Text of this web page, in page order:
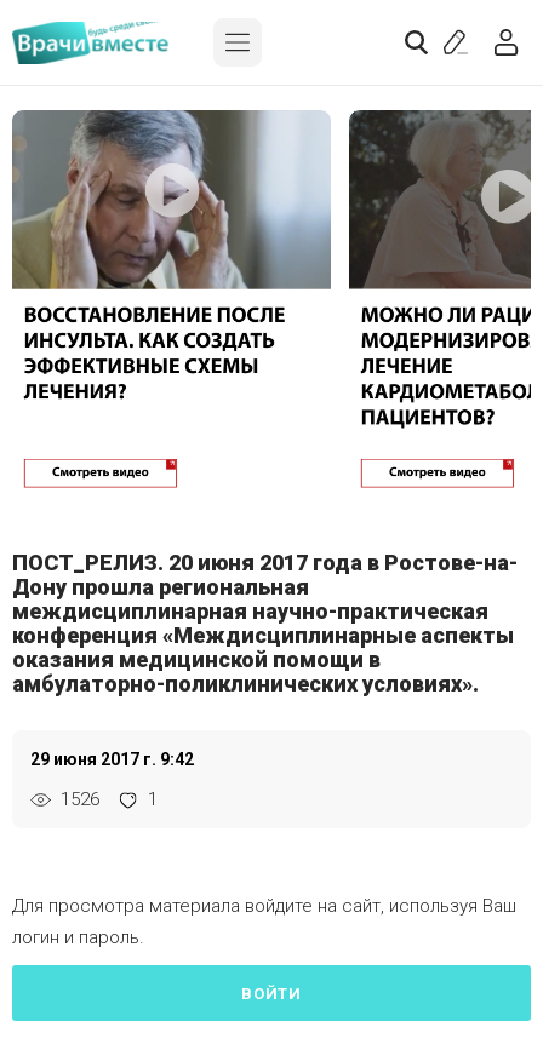
ПОСТ_РЕЛИЗ. 20 июня 2017 года в Ростове-на-
Дону прошла региональная
междисциплинарная научно-практическая
конференция «Междисциплинарные аспекты
оказания медицинской помощи в
амбулаторно-поликлинических условиях».
29 июня 2017 г. 9:42
1526 1
Для просмотра материала войдите на сайт, используя Ваш
логин и пароль.
ВОЙТИ